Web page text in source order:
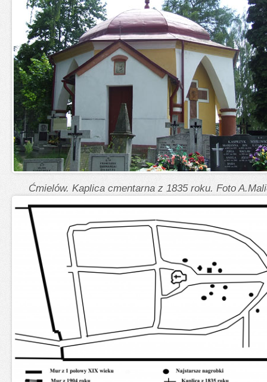
Ćmielów. Kaplica cmentarna z 1835 roku. Foto